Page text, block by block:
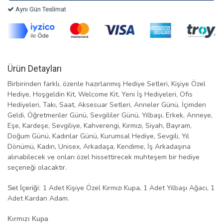
Aynı Gün Teslimat
Ürün Detayları
Birbirinden farklı, özenle hazırlanmış Hediye Setleri, Kişiye Özel
Hediye, Hoşgeldin Kit, Welcome Kit, Yeni İş Hediyeleri, Ofis
Hediyeleri, Takı, Saat, Aksesuar Setleri, Anneler Günü, İçimden
Geldi, Öğretmenler Günü, Sevgililer Günü, Yılbaşı, Erkek, Anneye,
Eşe, Kardeşe, Sevgiliye, Kahverengi, Kırmızı, Siyah, Bayram,
Doğum Günü, Kadınlar Günü, Kurumsal Hediye, Sevgili, Yıl
Dönümü, Kadın, Unisex, Arkadaşa, Kendime, İş Arkadaşına
alınabilecek ve onları özel hissettirecek muhteşem bir hediye
seçeneği olacaktır.
Set İçeriği: 1 Adet Kişiye Özel Kırmızı Kupa, 1 Adet Yılbaşı Ağacı, 1
Adet Kardan Adam.
Kırmızı Kupa